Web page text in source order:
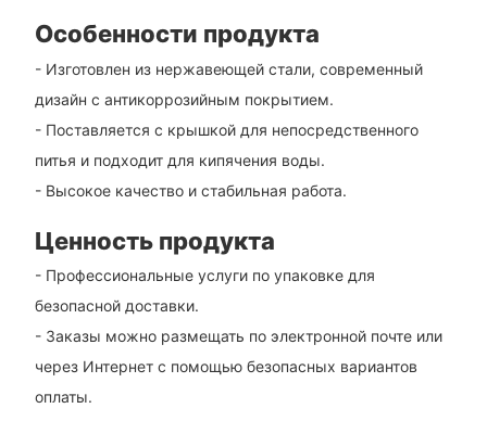
Особенности продукта
- Изготовлен из нержавеющей стали, современный
дизайн с антикоррозийным покрытием.
- Поставляется с крышкой для непосредственного
питья и подходит для кипячения воды.
- Высокое качество и стабильная работа.
Ценность продукта
- Профессиональные услуги по упаковке для
безопасной доставки.
- Заказы можно размещать по электронной почте или
через Интернет с помощью безопасных вариантов
оплаты.